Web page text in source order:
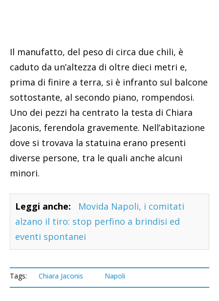
Il manufatto, del peso di circa due chili, è
caduto da un’altezza di oltre dieci metri e,
prima di finire a terra, si è infranto sul balcone
sottostante, al secondo piano, rompendosi.
Uno dei pezzi ha centrato la testa di Chiara
Jaconis, ferendola gravemente. Nell’abitazione
dove si trovava la statuina erano presenti
diverse persone, tra le quali anche alcuni
minori.
Leggi anche:
Movida Napoli, i comitati
alzano il tiro: stop perfino a brindisi ed
eventi spontanei
Tags: Chiara Jaconis Napoli